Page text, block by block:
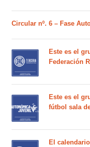
Circular nº. 6 – Fase
Este es el
Federación
Este es el
fútbol sala
El